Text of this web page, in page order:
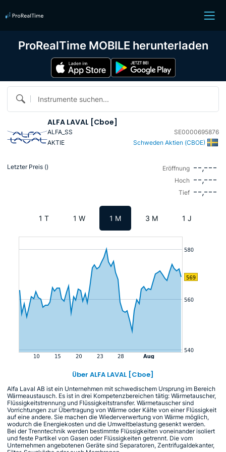
Instrumente suchen...
ALFA LAVAL [Cboe]
ALFA_SS
SE0000695876
AKTIE
Schweden Aktien (CBOE)
Letzter Preis () Eröffnung --,---
Hoch --,---
Tief --,---
1 T 1 W 1 M 3 M 1 J
Über ALFA LAVAL [Cboe]
Alfa Laval AB ist ein Unternehmen mit schwedischem Ursprung im Bereich
Wärmeaustausch. Es ist in drei Kompetenzbereichen tätig: Wärmetauscher,
Flüssigkeitstrennung und Flüssigkeitstransfer. Wärmetauscher sind
Vorrichtungen zur Übertragung von Wärme oder Kälte von einer Flüssigkeit
auf eine andere. Sie machen die Wiederverwertung von Wärme möglich,
wodurch die Energiekosten und die Umweltbelastung gesenkt werden.
Bei der Trenntechnik werden bestimmte Flüssigkeiten voneinander isoliert
und feste Partikel von Gasen oder Flüssigkeiten getrennt. Die vom
Unternehmen angebotenen Geräte sind Separatoren, Zentrifugaldekanter,
ProRealTime MOBILE herunterladen